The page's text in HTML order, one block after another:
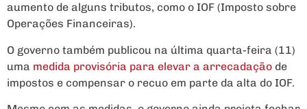
aumento de alguns tributos, como o IOF (Imposto sobre
Operações Financeiras).
O governo também publicou na última quarta-feira (11)
uma medida provisória para elevar a arrecadação de
impostos e compensar o recuo em parte da alta do IOF.